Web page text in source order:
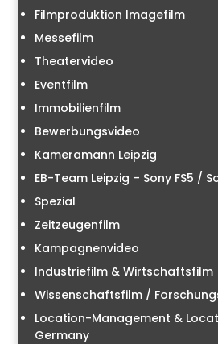
Filmproduktion Imagefilm
Messefilm
Theatervideo
Eventfilm
Immobilienfilm
Bewerbungsvideo
Kameramann Leipzig
EB-Team Leipzig – Sony FS5 /
Spezial
Zeitzeugenfilm
Kampagnenvideo
Industriefilm & Wirtschaftsfilm
Wissenschaftsfilm /
Location-Management &
Germany